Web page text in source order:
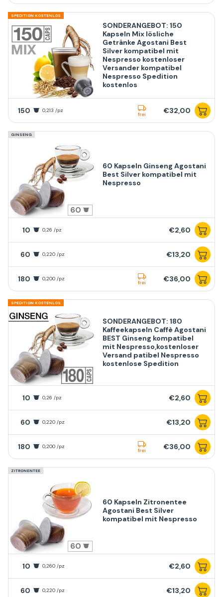
SPEDITION KOSTENLOS
SONDERANGEBOT: 150
Kapseln Mix lösliche
Getränke Agostani Best
Silver kompatibel mit
Nespresso kostenloser
Versander kompatibel
Nespresso Spedition
kostenlos
150 0,213 /pz
frei €32,00
GINSENG
60
60 Kapseln Ginseng Agostani
Best Silver kompatibel mit
Nespresso
10 0,26 /pz €2,60
60 0,220 /pz €13,20
180 0,200 /pz
frei €36,00
SPEDITION KOSTENLOS
SONDERANGEBOT: 180
Kaffeekapseln Caffè Agostani
BEST Ginseng kompatibel
mit Nespresso,kostenloser
Versand patibel Nespresso
kostenlose Spedition
10 0,26 /pz €2,60
60 0,220 /pz €13,20
180 0,200 /pz
frei €36,00
ZITRONENTEE
60
60 Kapseln Zitronentee
Agostani Best Silver
kompatibel mit Nespresso
10 0,260 /pz €2,60
60 0,220 /pz €13,20